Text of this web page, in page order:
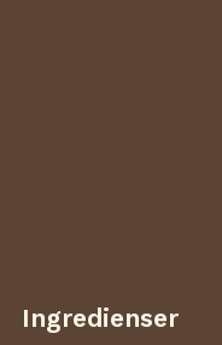
Ingredienser